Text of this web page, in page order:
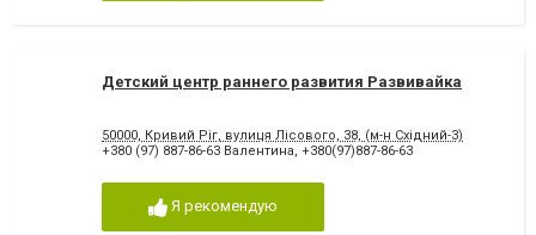
Детский центр раннего развития Развивайка
50000, Кривий Ріг, вулиця Лісового, 38, (м-н Східний-3)
+380 (97) 887-86-63 Валентина, +380(97)887-86-63
Я рекомендую